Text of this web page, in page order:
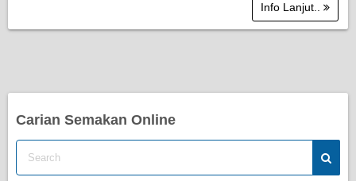
Info Lanjut..
Carian Semakan Online